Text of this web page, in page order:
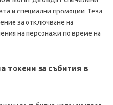
и специални промоции. Тези
за отключване на
на персонажи по време на
токени за събития в